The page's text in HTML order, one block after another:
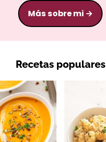
Más sobre mi
Recetas populares